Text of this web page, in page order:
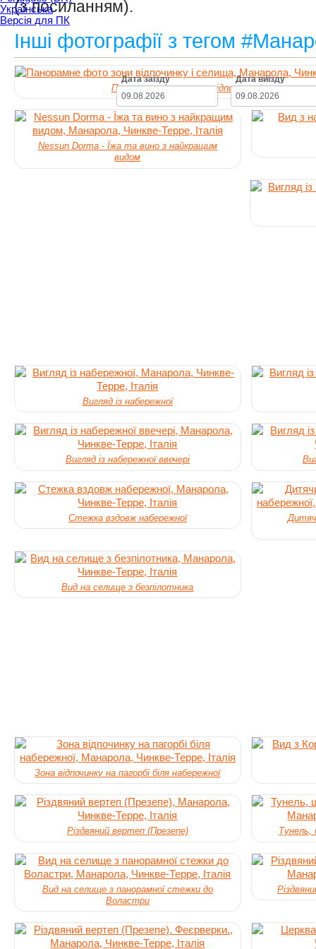
Українська
Версія для ПК
Дата заїзду Дата виїзду
(з посиланням).
Інші фотографії з тегом
Панорамне фото зони відпочинку і селища
Nessun Dorma - Їжа та вино з найкращим
видом
Вигляд із набережної
Вигляд із набережної ввечері
Стежка вздовж набережної
Вид на селище з безпілотника
Зона відпочинку на пагорбі біля набережної
Різдвяний вертеп (Презепе) Тунель,
Вид на селище з панорамної стежки до
Воластри